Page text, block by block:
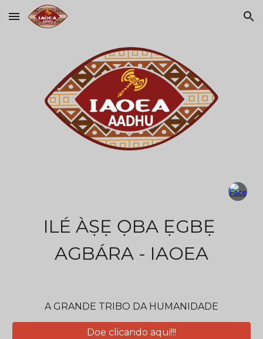
Skip to main content Skip to navigation
ILÉ ÀṢẸ ỌBA ẸGBẸ́
AGBÁRA - IAOEA
A GRANDE TRIBO DA HUMANIDADE
Doe clicando aqui!!!